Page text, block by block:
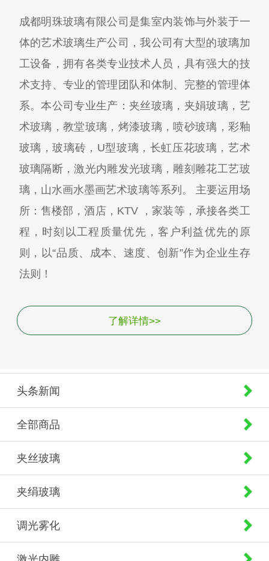
成都明珠玻璃有限公司是集室内装饰与外装于一
体的艺术玻璃生产公司，我公司有大型的玻璃加
工设备，拥有各类专业技术人员，具有强大的技
术支持、专业的管理团队和体制、完整的管理体
系。本公司专业生产：夹丝玻璃，夹娟玻璃，艺
术玻璃，教堂玻璃，烤漆玻璃，喷砂玻璃，彩釉
玻璃，玻璃砖，U型玻璃，长虹压花玻璃，艺术
玻璃隔断，激光内雕发光玻璃，雕刻雕花工艺玻
璃，山水画水墨画艺术玻璃等系列。 主要运用场
所：售楼部，酒店，KTV ，家装等，承接各类工
程，时刻以工程质量优先，客户利益优先的原
则，以“品质、成本、速度、创新”作为企业生存
法则！
了解详情>>
头条新闻
全部商品
夹丝玻璃
夹绢玻璃
调光雾化